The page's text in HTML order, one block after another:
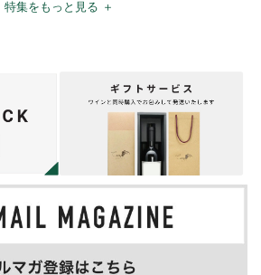
特集をもっと見る ＋